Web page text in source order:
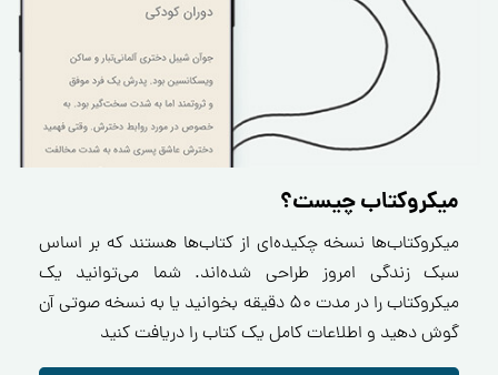
میکروکتاب چیست؟
میکروکتاب‌ها نسخه چکیده‌ای از کتاب‌ها هستند که بر اساس
سبک زندگی امروز طراحی شده‌اند. شما می‌توانید یک
میکروکتاب را در مدت ۵۰ دقیقه بخوانید یا به نسخه صوتی آن
گوش دهید و اطلاعات کامل یک کتاب را دریافت کنید